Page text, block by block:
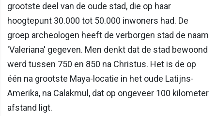
grootste deel van de oude stad, die op haar
hoogtepunt 30.000 tot 50.000 inwoners had. De
groep archeologen heeft de verborgen stad de naam
'Valeriana' gegeven. Men denkt dat de stad bewoond
werd tussen 750 en 850 na Christus. Het is de op
één na grootste Maya-locatie in het oude Latijns-
Amerika, na Calakmul, dat op ongeveer 100 kilometer
afstand ligt.